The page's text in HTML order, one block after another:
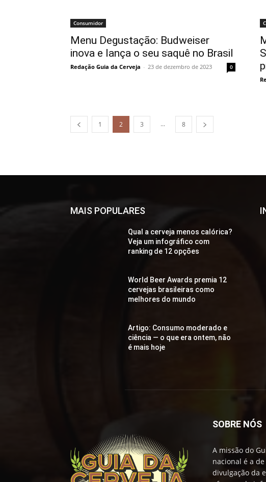
Consumidor
Menu Degustação: Budweiser
inova e lança o seu saquê no Brasil
Redação Guia da Cerveja - 23 de dezembro de 2023 0
1 2 3 ... 8
MAIS POPULARES
Qual a cerveja menos calórica?
Veja um infográfico com
ranking de 12 opções
World Beer Awards premia 12
cervejas brasileiras como
melhores do mundo
Artigo: Consumo moderado e
ciência — o que era ontem, não
é mais hoje
SOBRE NÓS
A missão do
nacional é a
divulgação da